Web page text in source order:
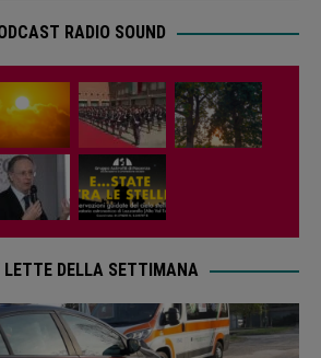
RADIO SOUND
LETTE DELLA SETTIMANA